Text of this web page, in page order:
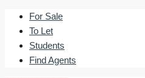
For Sale
To Let
Students
Find Agents